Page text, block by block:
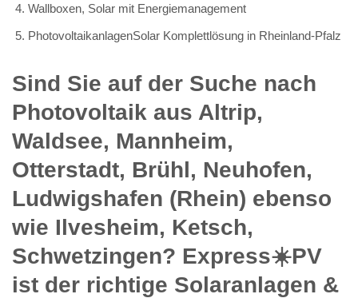
Wallboxen, Solar mit Energiemanagement
PhotovoltaikanlagenSolar Komplettlösung in Rheinland-Pfalz
Sind Sie auf der Suche nach
Photovoltaik aus Altrip,
Waldsee, Mannheim,
Otterstadt, Brühl, Neuhofen,
Ludwigshafen (Rhein) ebenso
wie Ilvesheim, Ketsch,
Schwetzingen? Express☀️PV️
ist der richtige Solaranlagen &